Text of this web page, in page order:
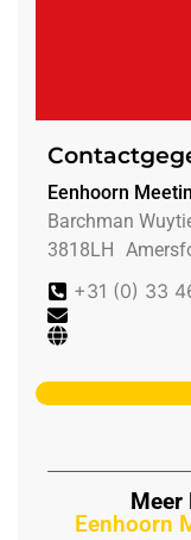
Eenhoorn
Barchman
3818LH
+31 (0) 33
Meer
Eenhoorn